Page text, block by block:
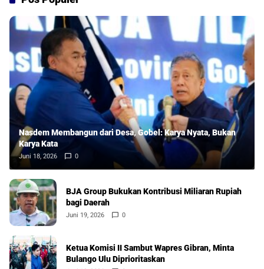
Nasdem Membangun dari Desa, Gobel: Karya Nyata, Bukan
Karya Kata
Juni 18, 2026 0
BJA Group Bukukan Kontribusi Miliaran Rupiah
bagi Daerah
Juni 19, 2026 0
Ketua Komisi II Sambut Wapres Gibran, Minta
Bulango Ulu Diprioritaskan